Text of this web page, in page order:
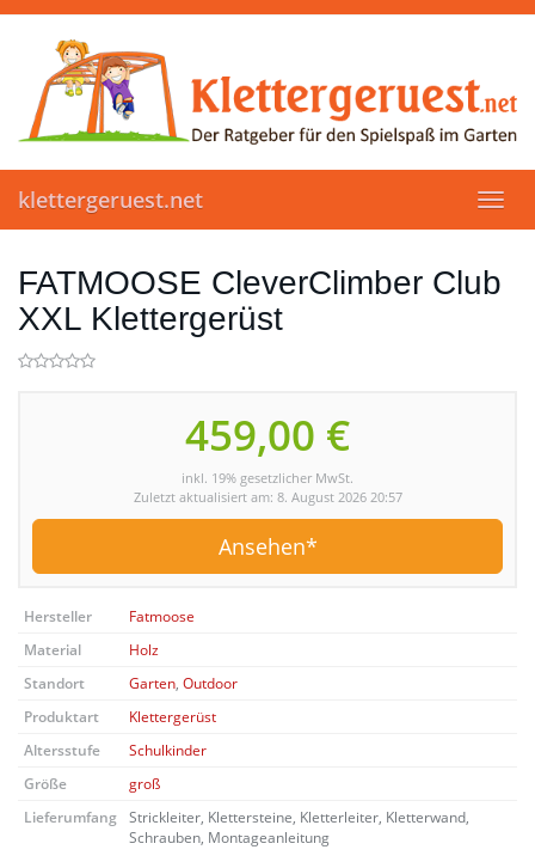
Skip
content
klettergeruest.net
FATMOOSE CleverClimber Club
XXL Klettergerüst
459,00 €
inkl. 19% gesetzlicher MwSt.
Zuletzt aktualisiert am: 8. August 2026 20:57
Ansehen
Hersteller
Fatmoose
Material
Holz
Standort
Garten, Outdoor
Produktart
Klettergerüst
Altersstufe
Schulkinder
Größe
groß
Lieferumfang Strickleiter, Klettersteine, Kletterleiter, Kletterwand,
Schrauben, Montageanleitung